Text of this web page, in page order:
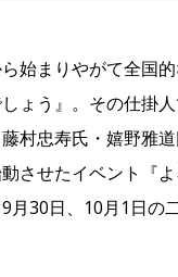
始まりやがて全国
ょう』。その仕掛
村忠寿氏・嬉野雅
させたイベント『よ
月30日、10月1日の